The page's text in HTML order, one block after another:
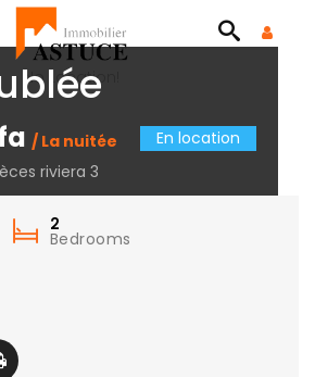
No Location!
/ La nuitée
En location
riviera 3
2
Bedrooms